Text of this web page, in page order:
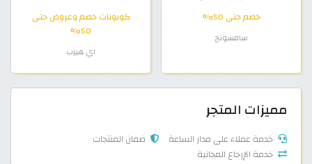
خصم حتى 50%
سامسونج
كوبونات خصم وعروض حتى
50%
اي هيرب
مميزات المتجر
خدمة عملاء على مدار الساعة
ضمان المنتجات
خدمة الإرجاع المجانية